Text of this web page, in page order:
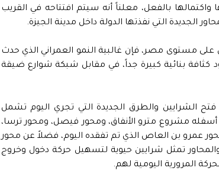
واكتمالها بالفعل، معلناً أنه سيتم افتتاحه في القريب
الجديدة التي نفذتها الدولة داخل مدينة الجيزة.
على مستوى مصر، فإن غالبية النمو العمراني الذي حدث
كثافة بنائية كبيرة جداً، في مقابل شبكة شوارع ضيقة
الشرايين والطرق الجديدة التي تجري اليوم تشمل
مشروع مترو الأنفاق، ومحور فيصل، ومحور ترسا،
عمرو بن العاص الذي تم تفقده اليوم، فضلاً عن محور
تمثل شرايين حيوية لتسهيل حركة دخول وخروج
المرورية اليومية لهم.